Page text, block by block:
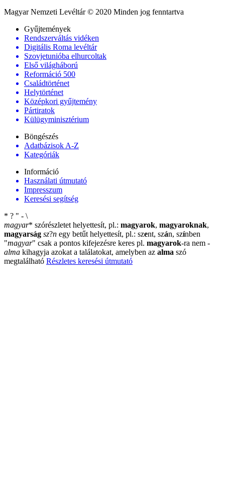
Magyar Nemzeti Levéltár © 2020 Minden jog fenntartva
Gyűjtemények
Rendszerváltás vidéken
Digitális Roma levéltár
Szovjetunióba elhurcoltak
Első világháború
Reformáció 500
Családtörténet
Helytörténet
Középkori gyűjtemény
Pártiratok
Külügyminisztérium
Böngészés
Adatbázisok A-Z
Kategóriák
Információ
Használati útmutató
Impresszum
Keresési segítség
* ? " - \
magyar* szórészletet helyettesít, pl.: magyarok, magyaroknak,
magyarság sz?n egy betűt helyettesít, pl.: szent, szán, színben
"magyar" csak a pontos kifejezésre keres pl. magyarok-ra nem -
alma kihagyja azokat a találatokat, amelyben az alma szó
megtalálható Részletes keresési útmutató